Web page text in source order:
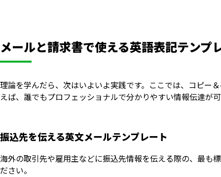
メールと請求書で使える英語表記テンプ
理論を学んだら、次はいよいよ実践です。ここでは、コピー
えば、誰でもプロフェッショナルで分かりやすい情報伝達が
振込先を伝える英文メールテンプレート
海外の取引先や雇用主などに振込先情報を伝える際の、最も
ださい。